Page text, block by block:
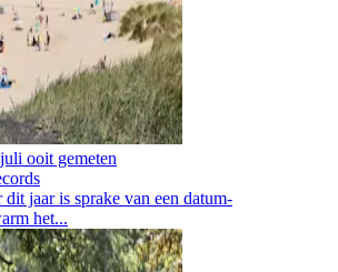
ooit gemeten
dit jaar is sprake van een datum-
het...